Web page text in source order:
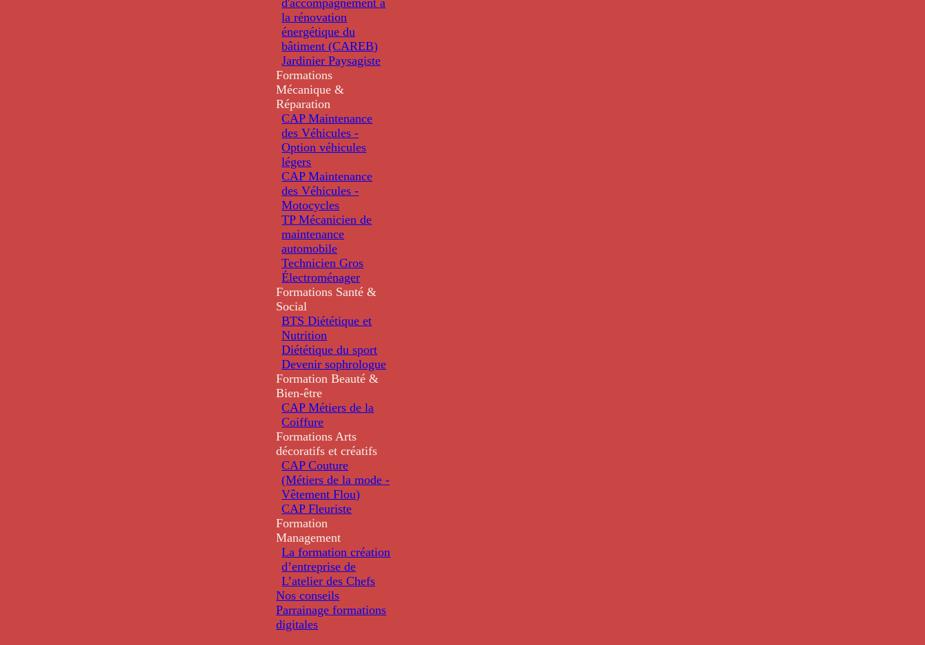
la rénovation
énergétique du
bâtiment (CAREB)
Jardinier Paysagiste
Formations
Mécanique &
Réparation
CAP Maintenance
des Véhicules -
Option véhicules
légers
CAP Maintenance
des Véhicules -
Motocycles
TP Mécanicien de
maintenance
automobile
Technicien Gros
Électroménager
Formations Santé &
Social
BTS Diététique et
Nutrition
Diététique du sport
Devenir sophrologue
Formation Beauté &
Bien-être
CAP Métiers de la
Coiffure
Formations Arts
décoratifs et créatifs
CAP Couture
(Métiers de la mode -
Vêtement Flou)
CAP Fleuriste
Formation
Management
La formation création
d’entreprise de
L’atelier des Chefs
Nos conseils
Parrainage formations
digitales